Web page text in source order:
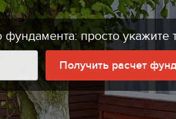
фундамента: просто укажите
Получить расчет